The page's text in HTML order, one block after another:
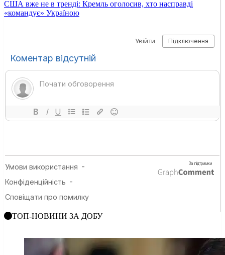
США вже не в тренді: Кремль оголосив, хто насправді
«командує» Україною
ТОП-НОВИНИ ЗА ДОБУ